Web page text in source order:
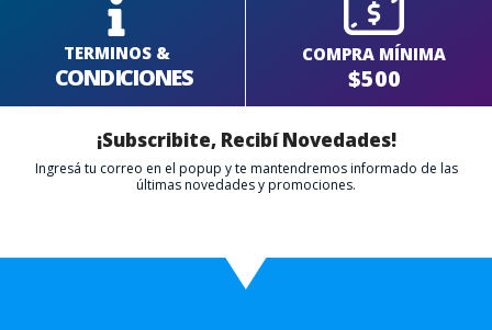
TERMINOS &
CONDICIONES
COMPRA MÍNIMA
$500
¡Subscribite, Recibí Novedades!
Ingresá tu correo en el popup y te mantendremos informado de las
últimas novedades y promociones.